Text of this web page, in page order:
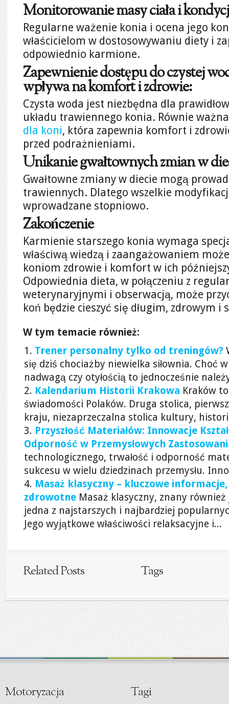
Monitorowanie masy ciała i
Regularne ważenie konia i ocena jego
właścicielom w dostosowywaniu diety i
odpowiednio karmione.
Zapewnienie dostępu do czystej
wpływa na komfort i zdrowie:
Czysta woda jest niezbędna dla
układu trawiennego konia. Równie
dla koni, która zapewnia komfort i
przed podrażnieniami.
Unikanie gwałtownych zmian w
Gwałtowne zmiany w diecie mogą
trawiennych. Dlatego wszelkie
wprowadzane stopniowo.
Zakończenie
Karmienie starszego konia wymaga
właściwą wiedzą i zaangażowaniem
koniom zdrowie i komfort w ich
Odpowiednia dieta, w połączeniu z
weterynaryjnymi i obserwacją, może
koń będzie cieszyć się długim, zdrowym i
W tym temacie również:
Trener personalny tylko od treningów?
się dziś chociażby niewielka siłownia. Choć
nadwagą czy otyłością to jednocześnie
Kalendarium Historii Krakowa Kraków
świadomości Polaków. Druga stolica,
kraju, niezaprzeczalna stolica kultury,
Przyszłość Materiałów: Innowacje
Odporność w Przemysłowych
technologicznego, trwałość i odporność
sukcesu w wielu dziedzinach przemysłu.
Masaż klasyczny – kluczowe
zdrowotne Masaż klasyczny, znany
jedna z najstarszych i najbardziej
Jego wyjątkowe właściwości relaksacyjne i...
Related Posts Tags
Motoryzacja Tagi